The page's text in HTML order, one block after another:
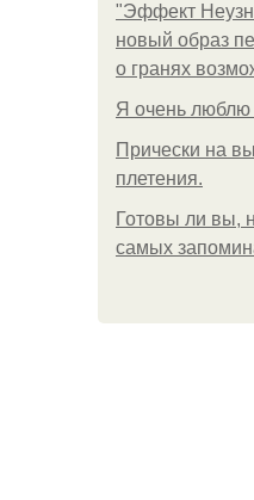
"Эффект
новый образ
о гранях
Я очень люблю
Прически на
плетения.
Готовы ли вы,
самых